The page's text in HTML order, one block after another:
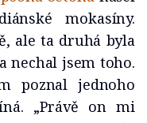
mokasíny.
ale ta druhá byla
nechal jsem toho.
poznal jednoho
„Právě on mi